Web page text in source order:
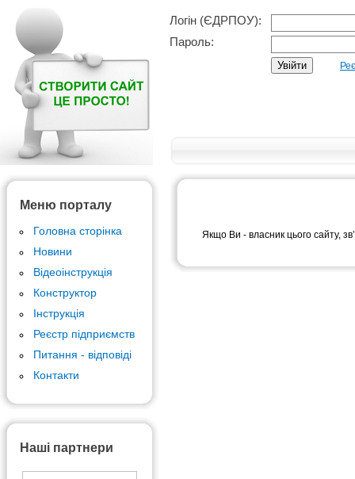
Логін (ЄДРПОУ):
Пароль:
Меню порталу
Головна сторінка
Новини
Відеоінструкція
Конструктор
Інструкція
Реєстр підприємств
Питання - відповіді
Контакти
Наші партнери
Якщо Ви - власник цього сайту,